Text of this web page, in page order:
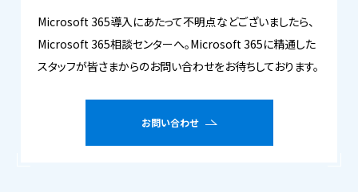
Microsoft 365導入にあたって不明点などございましたら、
Microsoft 365相談センターへ。Microsoft 365に精通した
スタッフが皆さまからのお問い合わせをお待ちしております。
お問い合わせ